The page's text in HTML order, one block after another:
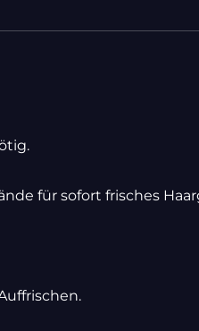
für sofort frisches